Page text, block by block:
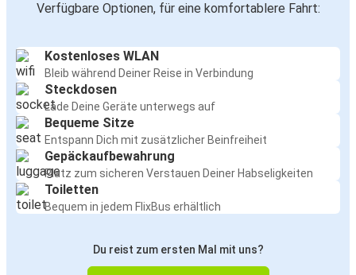
Verfügbare Optionen, für eine komfortablere Fahrt:
Kostenloses WLAN
Bleib während Deiner Reise in Verbindung
Steckdosen
Lade Deine Geräte unterwegs auf
Bequeme Sitze
Entspann Dich mit zusätzlicher Beinfreiheit
Gepäckaufbewahrung
Platz zum sicheren Verstauen Deiner Habseligkeiten
Toiletten
Bequem in jedem FlixBus erhältlich
Du reist zum ersten Mal mit uns?